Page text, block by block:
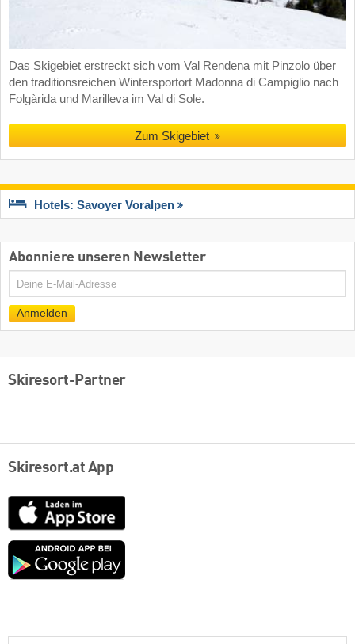
Das Skigebiet erstreckt sich vom Val Rendena mit Pinzolo über
den traditionsreichen Wintersportort Madonna di Campiglio nach
Folgàrida und Marilleva im Val di Sole.
Zum Skigebiet
Hotels: Savoyer Voralpen
Abonniere unseren Newsletter
E-
Anmelden
Skiresort-Partner
Skiresort.at App
App
Store
Google